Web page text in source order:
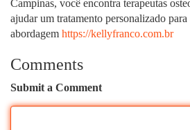
Campinas, você encontra terapeutas
ajudar um tratamento personalizado
abordagem https://kellyfranco.com.br
Comments
Submit a Comment